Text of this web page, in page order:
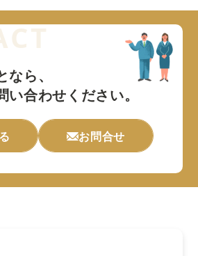
ら、
い合わせください。
お問合せ